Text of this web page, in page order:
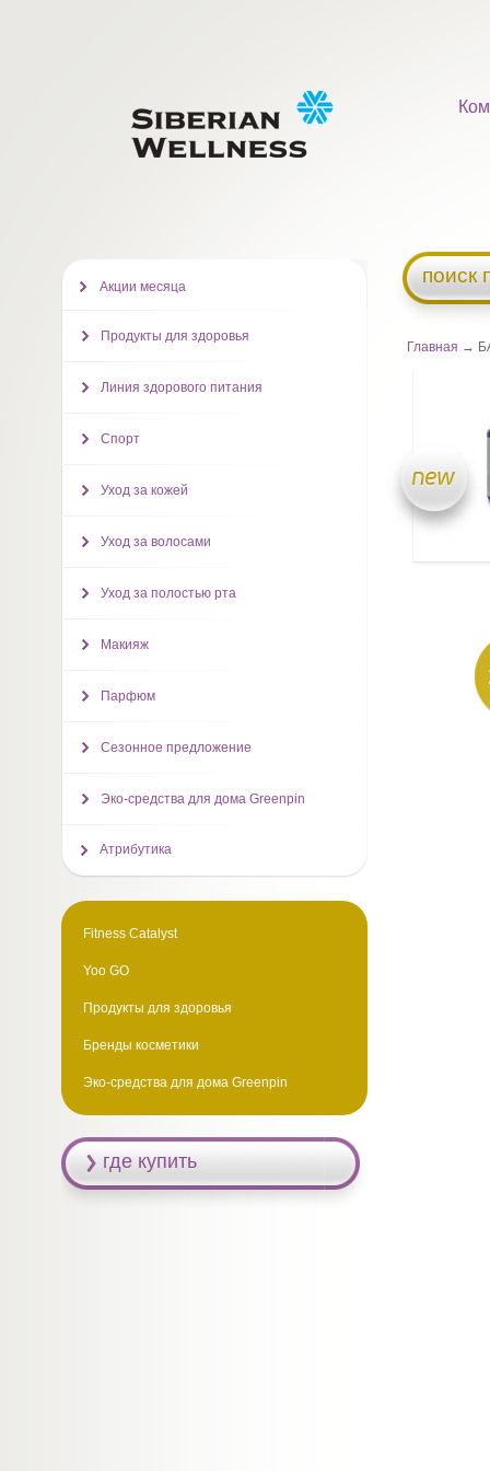
поиск
Главная →
Акции месяца
Продукты для здоровья
Линия здорового питания
Спорт
Уход за кожей
Уход за волосами
Уход за полостью рта
Макияж
Парфюм
Сезонное предложение
Эко-средства для дома Greenpin
Атрибутика
Fitness Catalyst
Yoo GO
Продукты для здоровья
Бренды косметики
Эко-средства для дома Greenpin
где купить